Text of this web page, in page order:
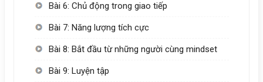
Bài 6: Chủ động trong giao tiếp
Bài 7: Năng lượng tích cực
Bài 8: Bắt đầu từ những người cùng mindset
Bài 9: Luyện tập